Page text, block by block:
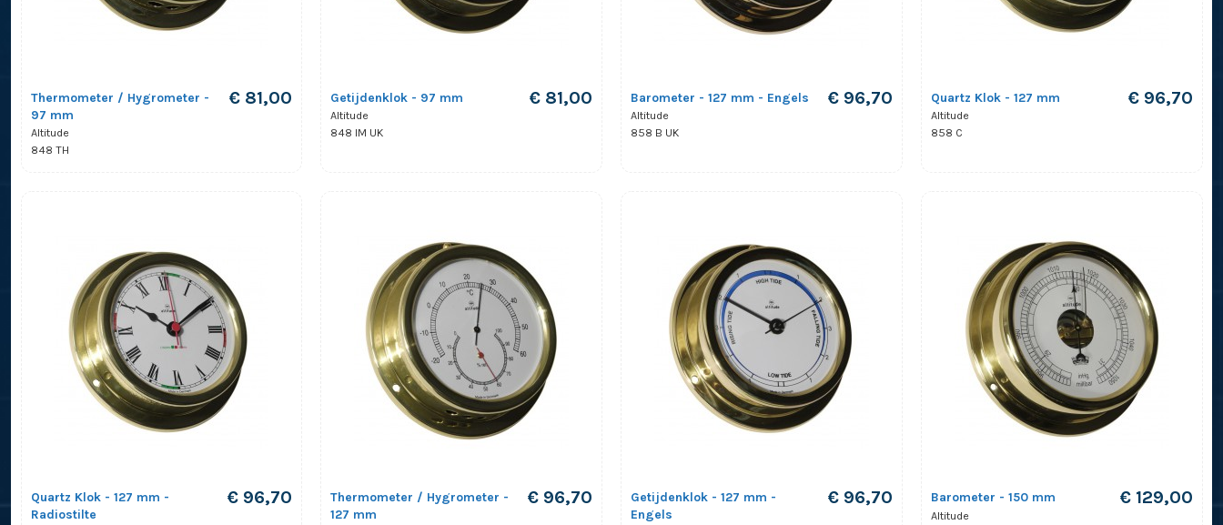
Thermometer / Hygrometer -
97 mm
Altitude
848 TH
€ 81,00 Getijdenklok - 97 mm
Altitude
848 IM UK
€ 81,00 Barometer - 127 mm - Engels
Altitude
858 B UK
€ 96,70 Quartz Klok - 127 mm
Altitude
858 C
€ 96,70
Quartz Klok - 127 mm -
Radiostilte
€ 96,70
Thermometer / Hygrometer -
127 mm
€ 96,70
Getijdenklok - 127 mm -
Engels
€ 96,70 Barometer - 150 mm
Altitude
€ 129,00